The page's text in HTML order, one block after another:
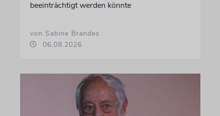
beeinträchtigt werden könnte
von Sabine Brandes
06.08.2026